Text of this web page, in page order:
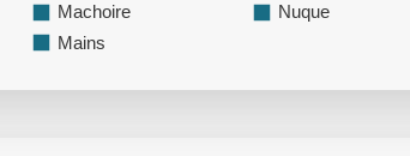
Machoire
Nuque
Mains